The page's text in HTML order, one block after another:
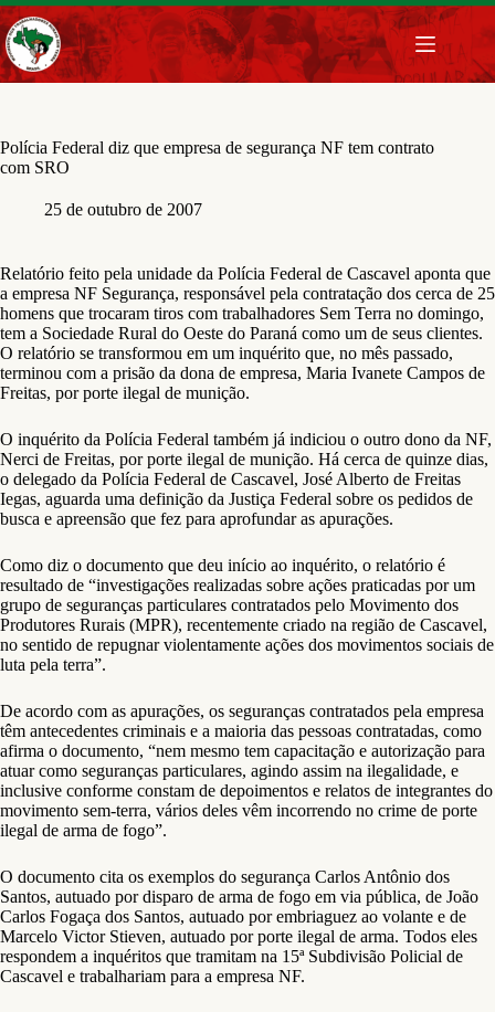
Pular
para
o
conteúdo
Polícia Federal diz que empresa de segurança NF tem contrato
com SRO
25 de outubro de 2007
Relatório feito pela unidade da Polícia Federal de Cascavel aponta que
a empresa NF Segurança, responsável pela contratação dos cerca de 25
homens que trocaram tiros com trabalhadores Sem Terra no domingo,
tem a Sociedade Rural do Oeste do Paraná como um de seus clientes.
O relatório se transformou em um inquérito que, no mês passado,
terminou com a prisão da dona de empresa, Maria Ivanete Campos de
Freitas, por porte ilegal de munição.
O inquérito da Polícia Federal também já indiciou o outro dono da NF,
Nerci de Freitas, por porte ilegal de munição. Há cerca de quinze dias,
o delegado da Polícia Federal de Cascavel, José Alberto de Freitas
Iegas, aguarda uma definição da Justiça Federal sobre os pedidos de
busca e apreensão que fez para aprofundar as apurações.
Como diz o documento que deu início ao inquérito, o relatório é
resultado de “investigações realizadas sobre ações praticadas por um
grupo de seguranças particulares contratados pelo Movimento dos
Produtores Rurais (MPR), recentemente criado na região de Cascavel,
no sentido de repugnar violentamente ações dos movimentos sociais de
luta pela terra”.
De acordo com as apurações, os seguranças contratados pela empresa
têm antecedentes criminais e a maioria das pessoas contratadas, como
afirma o documento, “nem mesmo tem capacitação e autorização para
atuar como seguranças particulares, agindo assim na ilegalidade, e
inclusive conforme constam de depoimentos e relatos de integrantes do
movimento sem-terra, vários deles vêm incorrendo no crime de porte
ilegal de arma de fogo”.
O documento cita os exemplos do segurança Carlos Antônio dos
Santos, autuado por disparo de arma de fogo em via pública, de João
Carlos Fogaça dos Santos, autuado por embriaguez ao volante e de
Marcelo Victor Stieven, autuado por porte ilegal de arma. Todos eles
respondem a inquéritos que tramitam na 15ª Subdivisão Policial de
Cascavel e trabalhariam para a empresa NF.